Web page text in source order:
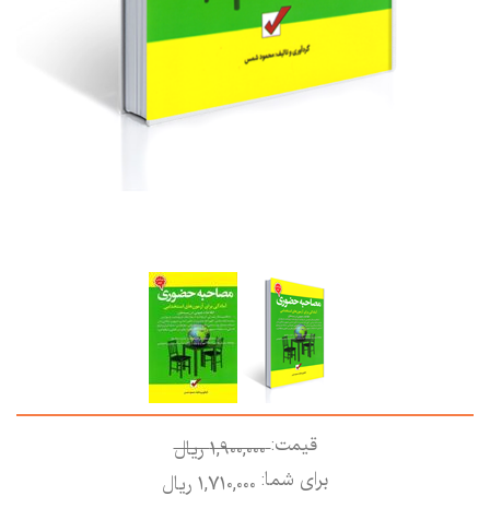
قیمت:1,900,000 ريال
برای شما: 1,710,000 ريال